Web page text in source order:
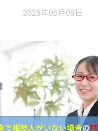
2025年05月09日